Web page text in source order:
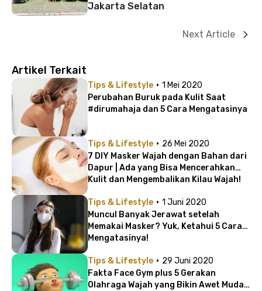
Jakarta Selatan
Next Article
Artikel Terkait
Tips & Lifestyle · 1 Mei 2020
Perubahan Buruk pada Kulit Saat
#dirumahaja dan 5 Cara Mengatasinya
Tips & Lifestyle · 26 Mei 2020
7 DIY Masker Wajah dengan Bahan dari
Dapur | Ada yang Bisa Mencerahkan
Kulit dan Mengembalikan Kilau Wajah!
Tips & Lifestyle · 1 Juni 2020
Muncul Banyak Jerawat setelah
Memakai Masker? Yuk, Ketahui 5 Cara
Mengatasinya!
Tips & Lifestyle · 29 Juni 2020
Fakta Face Gym plus 5 Gerakan
Olahraga Wajah yang Bikin Awet Muda |